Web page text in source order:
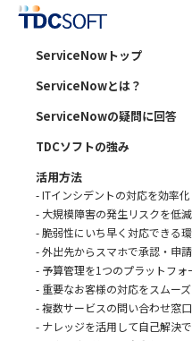
ServiceNowトップ
ServiceNowとは？
ServiceNowの疑問に回答
TDCソフトの強み
活用方法
- ITインシデントの対応を効率
- 大規模障害の発生リスクを低
- 脆弱性にいち早く対応できる
- 外出先からスマホで承認・申
- 予算管理を1つのプラットフォ
- 重要なお客様の対応をスムー
- 複数サービスの問い合わせ窓
- ナレッジを活用して自己解決